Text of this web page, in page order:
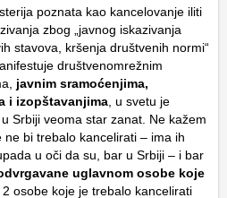
poznata kao kancelovanje iliti
zbog „javnog iskazivanja
stavova, kršenja društvenih normi“
društvenomrežnim
javnim sramoćenjima,
i izopštavanjima , u svetu je
Srbiji veoma star zanat. Ne kažem
bi trebalo kancelirati – ima ih
u oči da su, bar u Srbiji – i bar
uglavnom osobe koje
2 osobe koje je trebalo kancelirati